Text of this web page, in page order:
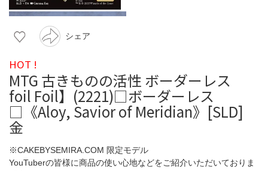
シェア
HOT !
MTG 古きものの活性 ボーダーレス
foil Foil】(2221)□ボーダーレス
□《Aloy, Savior of Meridian》[SLD]
金
※CAKEBYSEMIRA.COM 限定モデル
YouTuberの皆様に商品の使い心地などをご紹介いただいておりま